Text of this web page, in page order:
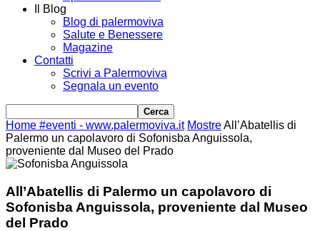
Il Blog
Blog di palermoviva
Salute e Benessere
Magazine
Contatti
Scrivi a Palermoviva
Segnala un evento
Home #eventi - www.palermoviva.it MostreAll’Abatellis di
Palermo un capolavoro di Sofonisba Anguissola,
proveniente dal Museo del Prado
All’Abatellis di Palermo un capolavoro di
Sofonisba Anguissola, proveniente dal Museo
del Prado